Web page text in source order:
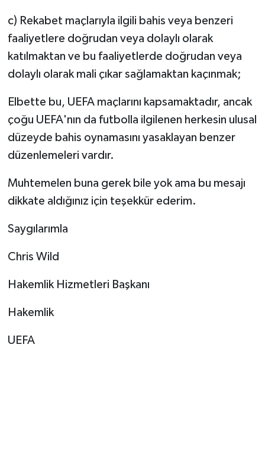
c) Rekabet maçlarıyla ilgili bahis veya benzeri
faaliyetlere doğrudan veya dolaylı olarak
katılmaktan ve bu faaliyetlerde doğrudan veya
dolaylı olarak mali çıkar sağlamaktan kaçınmak;
Elbette bu, UEFA maçlarını kapsamaktadır, ancak
çoğu UEFA'nın da futbolla ilgilenen herkesin ulusal
düzeyde bahis oynamasını yasaklayan benzer
düzenlemeleri vardır.
Muhtemelen buna gerek bile yok ama bu mesajı
dikkate aldığınız için teşekkür ederim.
Saygılarımla
Chris Wild
Hakemlik Hizmetleri Başkanı
Hakemlik
UEFA